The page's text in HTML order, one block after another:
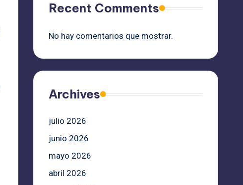
Recent Comments
No hay comentarios que mostrar.
Archives
julio 2026
junio 2026
mayo 2026
abril 2026